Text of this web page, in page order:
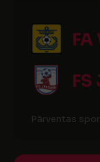
FA
FS
Pārventas